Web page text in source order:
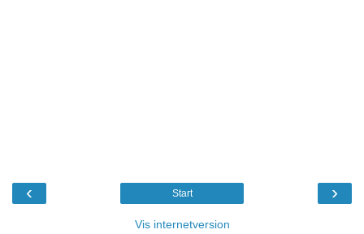
‹ ›
Start
Vis internetversion